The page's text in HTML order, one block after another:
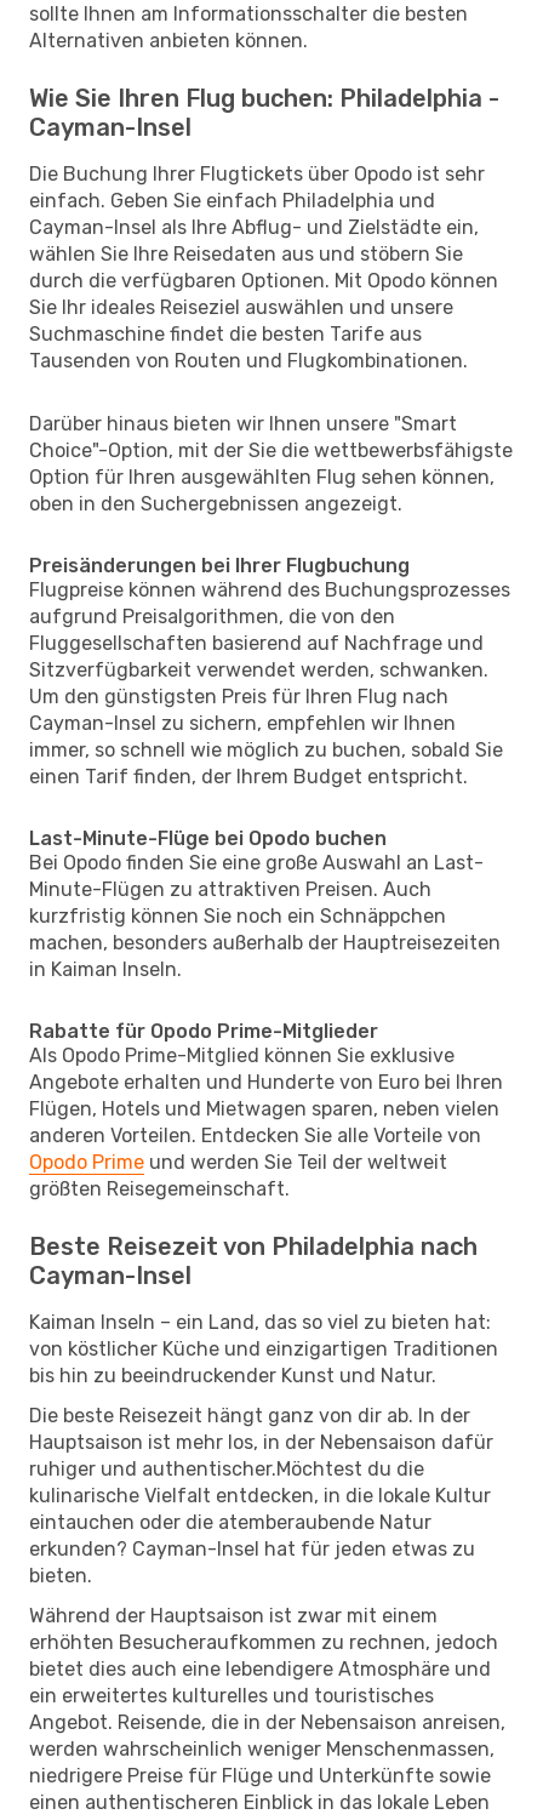
sollte Ihnen am Informationsschalter die besten
Alternativen anbieten können.
Wie Sie Ihren Flug buchen: Philadelphia -
Cayman-Insel
Die Buchung Ihrer Flugtickets über Opodo ist sehr
einfach. Geben Sie einfach Philadelphia und
Cayman-Insel als Ihre Abflug- und Zielstädte ein,
wählen Sie Ihre Reisedaten aus und stöbern Sie
durch die verfügbaren Optionen. Mit Opodo können
Sie Ihr ideales Reiseziel auswählen und unsere
Suchmaschine findet die besten Tarife aus
Tausenden von Routen und Flugkombinationen.
Darüber hinaus bieten wir Ihnen unsere "Smart
Choice"-Option, mit der Sie die wettbewerbsfähigste
Option für Ihren ausgewählten Flug sehen können,
oben in den Suchergebnissen angezeigt.
Preisänderungen bei Ihrer Flugbuchung
Flugpreise können während des Buchungsprozesses
aufgrund Preisalgorithmen, die von den
Fluggesellschaften basierend auf Nachfrage und
Sitzverfügbarkeit verwendet werden, schwanken.
Um den günstigsten Preis für Ihren Flug nach
Cayman-Insel zu sichern, empfehlen wir Ihnen
immer, so schnell wie möglich zu buchen, sobald Sie
einen Tarif finden, der Ihrem Budget entspricht.
Last-Minute-Flüge bei Opodo buchen
Bei Opodo finden Sie eine große Auswahl an Last-
Minute-Flügen zu attraktiven Preisen. Auch
kurzfristig können Sie noch ein Schnäppchen
machen, besonders außerhalb der Hauptreisezeiten
in Kaiman Inseln.
Rabatte für Opodo Prime-Mitglieder
Als Opodo Prime-Mitglied können Sie exklusive
Angebote erhalten und Hunderte von Euro bei Ihren
Flügen, Hotels und Mietwagen sparen, neben vielen
anderen Vorteilen. Entdecken Sie alle Vorteile von
Opodo Prime und werden Sie Teil der weltweit
größten Reisegemeinschaft.
Beste Reisezeit von Philadelphia nach
Cayman-Insel
Kaiman Inseln – ein Land, das so viel zu bieten hat:
von köstlicher Küche und einzigartigen Traditionen
bis hin zu beeindruckender Kunst und Natur.
Die beste Reisezeit hängt ganz von dir ab. In der
Hauptsaison ist mehr los, in der Nebensaison dafür
ruhiger und authentischer.Möchtest du die
kulinarische Vielfalt entdecken, in die lokale Kultur
eintauchen oder die atemberaubende Natur
erkunden? Cayman-Insel hat für jeden etwas zu
bieten.
Während der Hauptsaison ist zwar mit einem
erhöhten Besucheraufkommen zu rechnen, jedoch
bietet dies auch eine lebendigere Atmosphäre und
ein erweitertes kulturelles und touristisches
Angebot. Reisende, die in der Nebensaison anreisen,
werden wahrscheinlich weniger Menschenmassen,
niedrigere Preise für Flüge und Unterkünfte sowie
einen authentischeren Einblick in das lokale Leben